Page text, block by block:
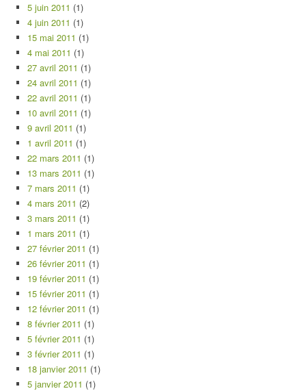
5 juin 2011 (1)
4 juin 2011 (1)
15 mai 2011 (1)
4 mai 2011 (1)
27 avril 2011 (1)
24 avril 2011 (1)
22 avril 2011 (1)
10 avril 2011 (1)
9 avril 2011 (1)
1 avril 2011 (1)
22 mars 2011 (1)
13 mars 2011 (1)
7 mars 2011 (1)
4 mars 2011 (2)
3 mars 2011 (1)
1 mars 2011 (1)
27 février 2011 (1)
26 février 2011 (1)
19 février 2011 (1)
15 février 2011 (1)
12 février 2011 (1)
8 février 2011 (1)
5 février 2011 (1)
3 février 2011 (1)
18 janvier 2011 (1)
5 janvier 2011 (1)